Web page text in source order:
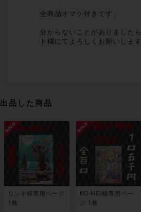
全商品オマケ付きです。
分からないことがありました
ト欄にてよろしくお願いします
出品した商品
リンキ様専用ページ
1枚
KO-HEI様専用ペー
ジ 1枚